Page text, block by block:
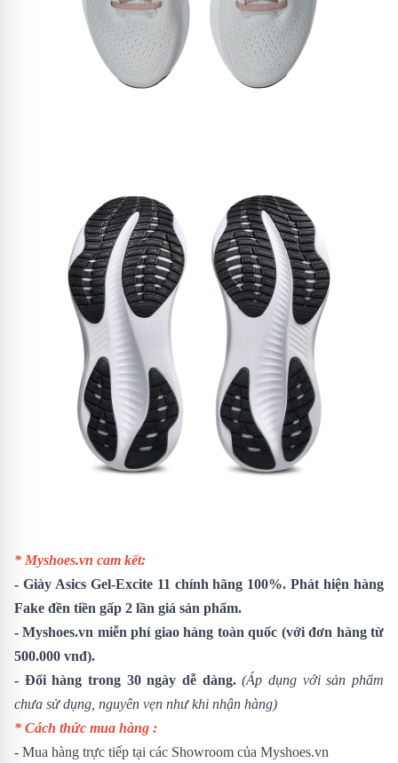
* Myshoes.vn cam kết:
- Giày Asics Gel-Excite 11 chính hãng 100%. Phát hiện hàng
Fake đền tiền gấp 2 lần giá sản phẩm.
- Myshoes.vn miễn phí giao hàng toàn quốc (với đơn hàng từ
500.000 vnđ).
- Đổi hàng trong 30 ngày dễ dàng.(Áp dụng với sản phẩm
chưa sử dụng, nguyên vẹn như khi nhận hàng)
* Cách thức mua hàng :
- Mua hàng trực tiếp tại các Showroom của Myshoes.vn